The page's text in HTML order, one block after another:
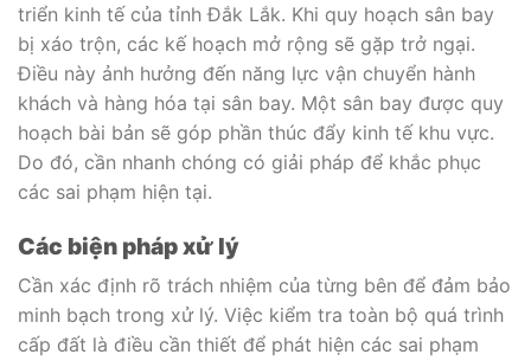
triển kinh tế của tỉnh Đắk Lắk. Khi quy hoạch sân bay
bị xáo trộn, các kế hoạch mở rộng sẽ gặp trở ngại.
Điều này ảnh hưởng đến năng lực vận chuyển hành
khách và hàng hóa tại sân bay. Một sân bay được quy
hoạch bài bản sẽ góp phần thúc đẩy kinh tế khu vực.
Do đó, cần nhanh chóng có giải pháp để khắc phục
các sai phạm hiện tại.
Các biện pháp xử lý
Cần xác định rõ trách nhiệm của từng bên để đảm bảo
minh bạch trong xử lý. Việc kiểm tra toàn bộ quá trình
cấp đất là điều cần thiết để phát hiện các sai phạm